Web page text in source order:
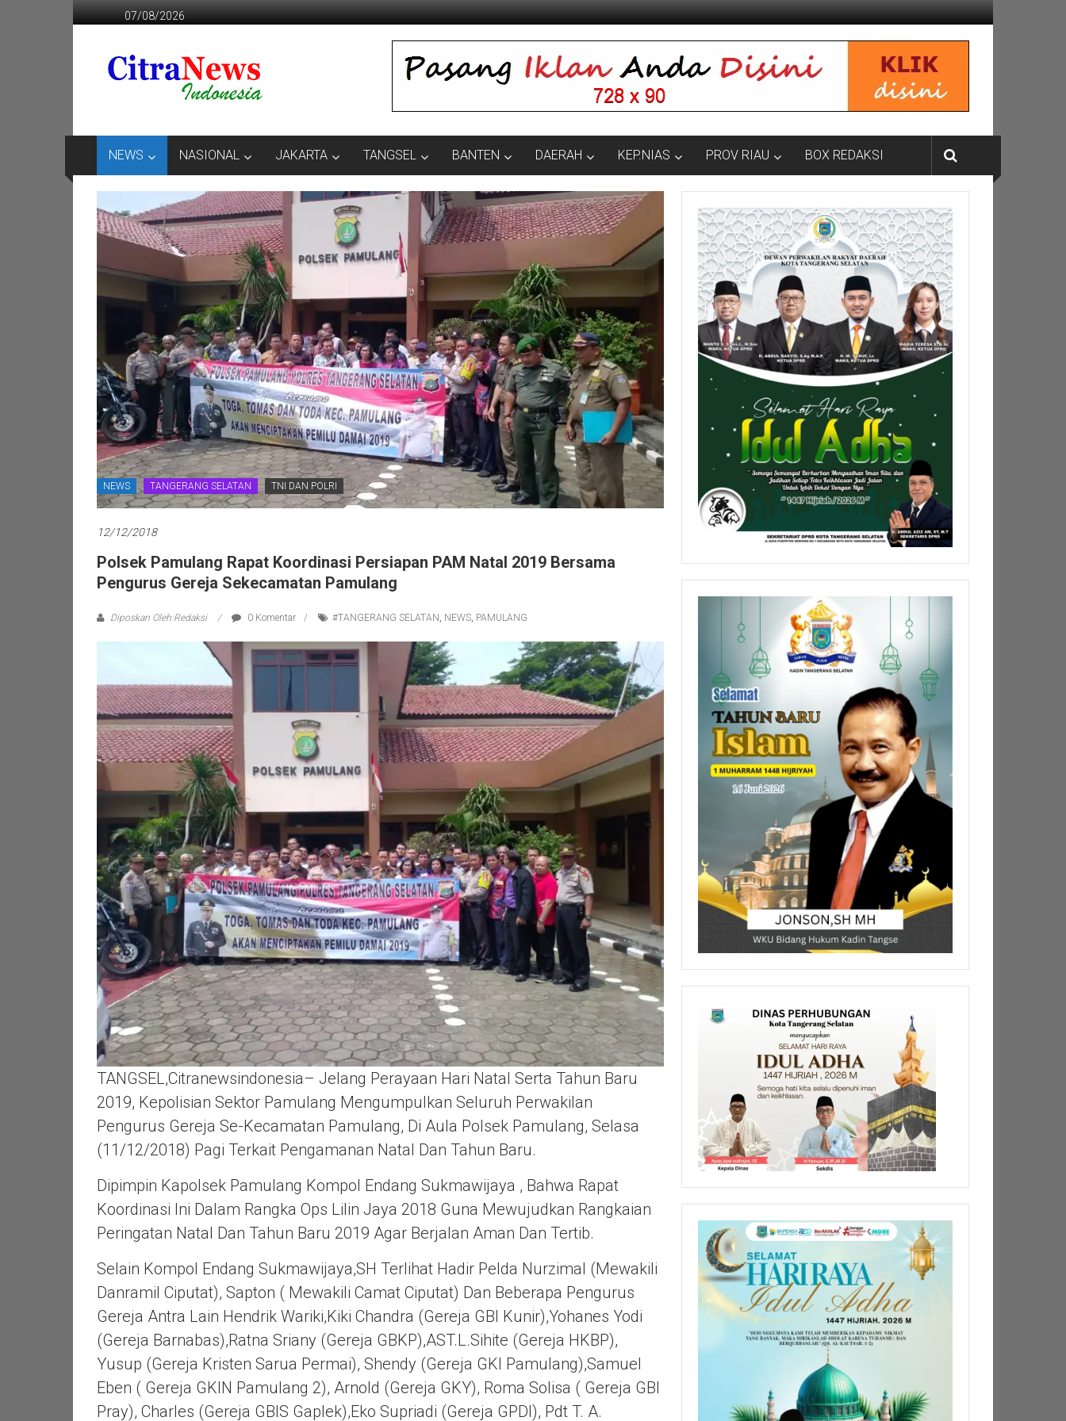
ke
07/08/2026
CITRANEWS
INDONESIA
NEWS NASIONAL JAKARTA TANGSEL BANTEN DAERAH KEP.NIAS PROV RIAU BOX REDAKSI
NEWS TANGERANG SELATAN TNI DAN POLRI
12/12/2018
Polsek Pamulang Rapat Koordinasi Persiapan PAM Natal 2019 Bersama
Pengurus Gereja Sekecamatan Pamulang
Diposkan Oleh:Redaksi 0 Komentar #TANGERANG SELATAN , NEWS, PAMULANG
TANGSEL,Citranewsindonesia– Jelang Perayaan Hari Natal Serta Tahun Baru
2019, Kepolisian Sektor Pamulang Mengumpulkan Seluruh Perwakilan
Pengurus Gereja Se-Kecamatan Pamulang, Di Aula Polsek Pamulang, Selasa
(11/12/2018) Pagi Terkait Pengamanan Natal Dan Tahun Baru.
Dipimpin Kapolsek Pamulang Kompol Endang Sukmawijaya , Bahwa Rapat
Koordinasi Ini Dalam Rangka Ops Lilin Jaya 2018 Guna Mewujudkan Rangkaian
Peringatan Natal Dan Tahun Baru 2019 Agar Berjalan Aman Dan Tertib.
Selain Kompol Endang Sukmawijaya,SH Terlihat Hadir Pelda Nurzimal (mewakili
Danramil Ciputat), Sapton ( Mewakili Camat Ciputat) Dan Beberapa Pengurus
Gereja Antra Lain Hendrik Wariki,Kiki Chandra (Gereja GBI Kunir),Yohanes Yodi
(Gereja Barnabas),Ratna Sriany (Gereja GBKP),AST.L.Sihite (Gereja HKBP),
Yusup (Gereja Kristen Sarua Permai), Shendy (Gereja GKI Pamulang),Samuel
Eben ( Gereja GKIN Pamulang 2), Arnold (Gereja GKY), Roma Solisa ( Gereja GBI
Pray), Charles (Gereja GBIS Gaplek),Eko Supriadi (Gereja GPDI), Pdt T. A.